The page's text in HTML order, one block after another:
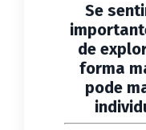
Se
de
forma
pode